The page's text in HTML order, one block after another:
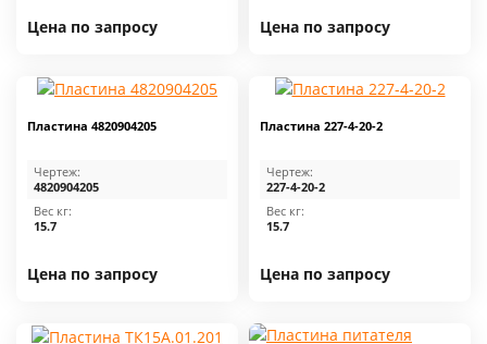
Цена по запросу Цена по запросу
Пластина 4820904205
Чертеж:
4820904205
Вес кг:
15.7
Цена по запросу
Пластина 227-4-20-2
Чертеж:
227-4-20-2
Вес кг:
15.7
Цена по запросу